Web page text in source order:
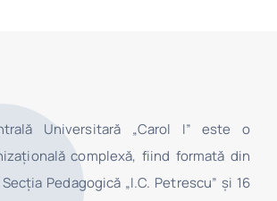
Universitară „Carol I” este o
complexă, fiind formată din
Pedagogică „I.C. Petrescu” şi 16